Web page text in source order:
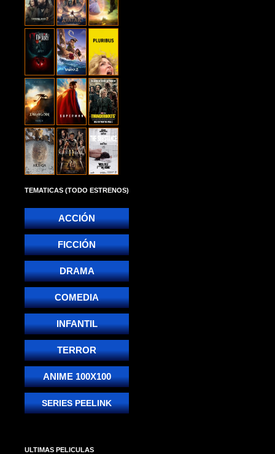
TEMATICAS (TODO ESTRENOS)
ACCIÓN
FICCIÓN
DRAMA
COMEDIA
INFANTIL
TERROR
ANIME 100X100
SERIES PEELINK
ULTIMAS PELICULAS